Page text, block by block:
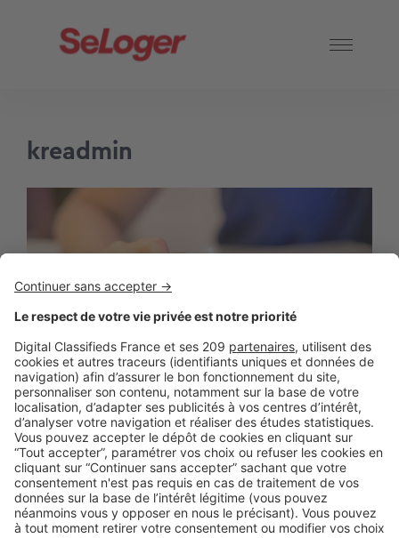
kreadmin
AU QUOTIDIEN
Comment prévenir les impayés de
loyers ?